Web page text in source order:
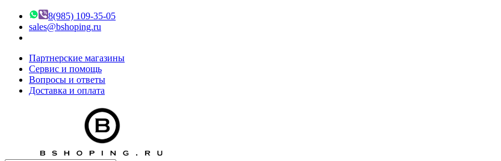
8(985) 109-35-05
sales@bshoping.ru
Партнерские магазины
Сервис и помощь
Вопросы и ответы
Доставка и оплата